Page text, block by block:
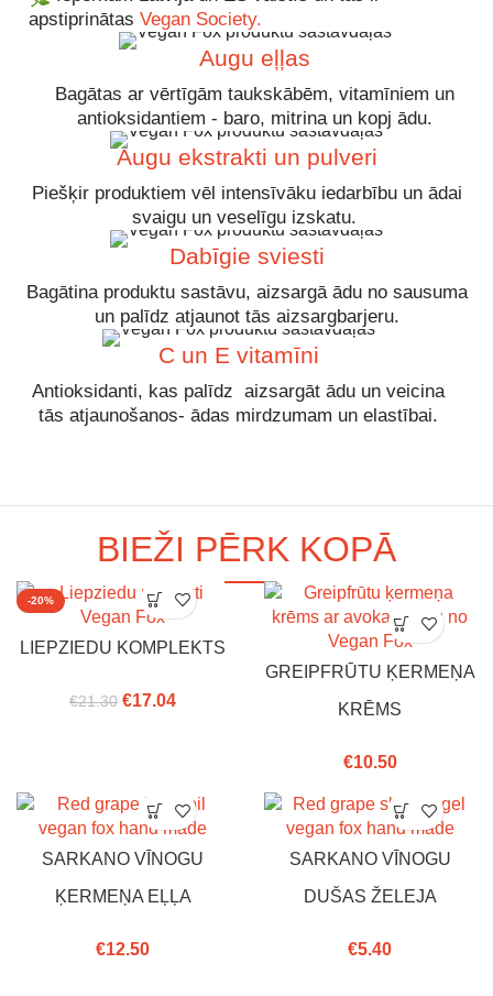
apstiprinātas Vegan Society.
Augu eļļas
Bagātas ar vērtīgām taukskābēm, vitamīniem un
antioksidantiem - baro, mitrina un kopj ādu.
Augu ekstrakti un pulveri
Piešķir produktiem vēl intensīvāku iedarbību un ādai
svaigu un veselīgu izskatu.
Dabīgie sviesti
Bagātina produktu sastāvu, aizsargā ādu no sausuma
un palīdz atjaunot tās aizsargbarjeru.
C un E vitamīni
Antioksidanti, kas palīdz aizsargāt ādu un veicina
tās atjaunošanos- ādas mirdzumam un elastībai.
BIEŽI PĒRK KOPĀ
-20%
LIEPZIEDU KOMPLEKTS
€21.30 €17.04
GREIPFRŪTU ĶERMEŅA
KRĒMS
€10.50
SARKANO VĪNOGU
ĶERMEŅA EĻĻA
€12.50
SARKANO VĪNOGU
DUŠAS ŽELEJA
€5.40